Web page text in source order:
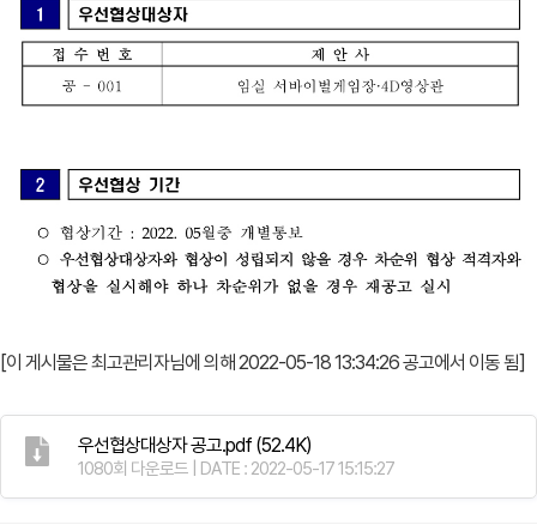
[이 게시물은 최고관리자님에 의해 2022-05-18 13:34:26 공고에서 이동 됨]
우선협상대상자 공고.pdf (52.4K)
1080회 다운로드 | DATE : 2022-05-17 15:15:27